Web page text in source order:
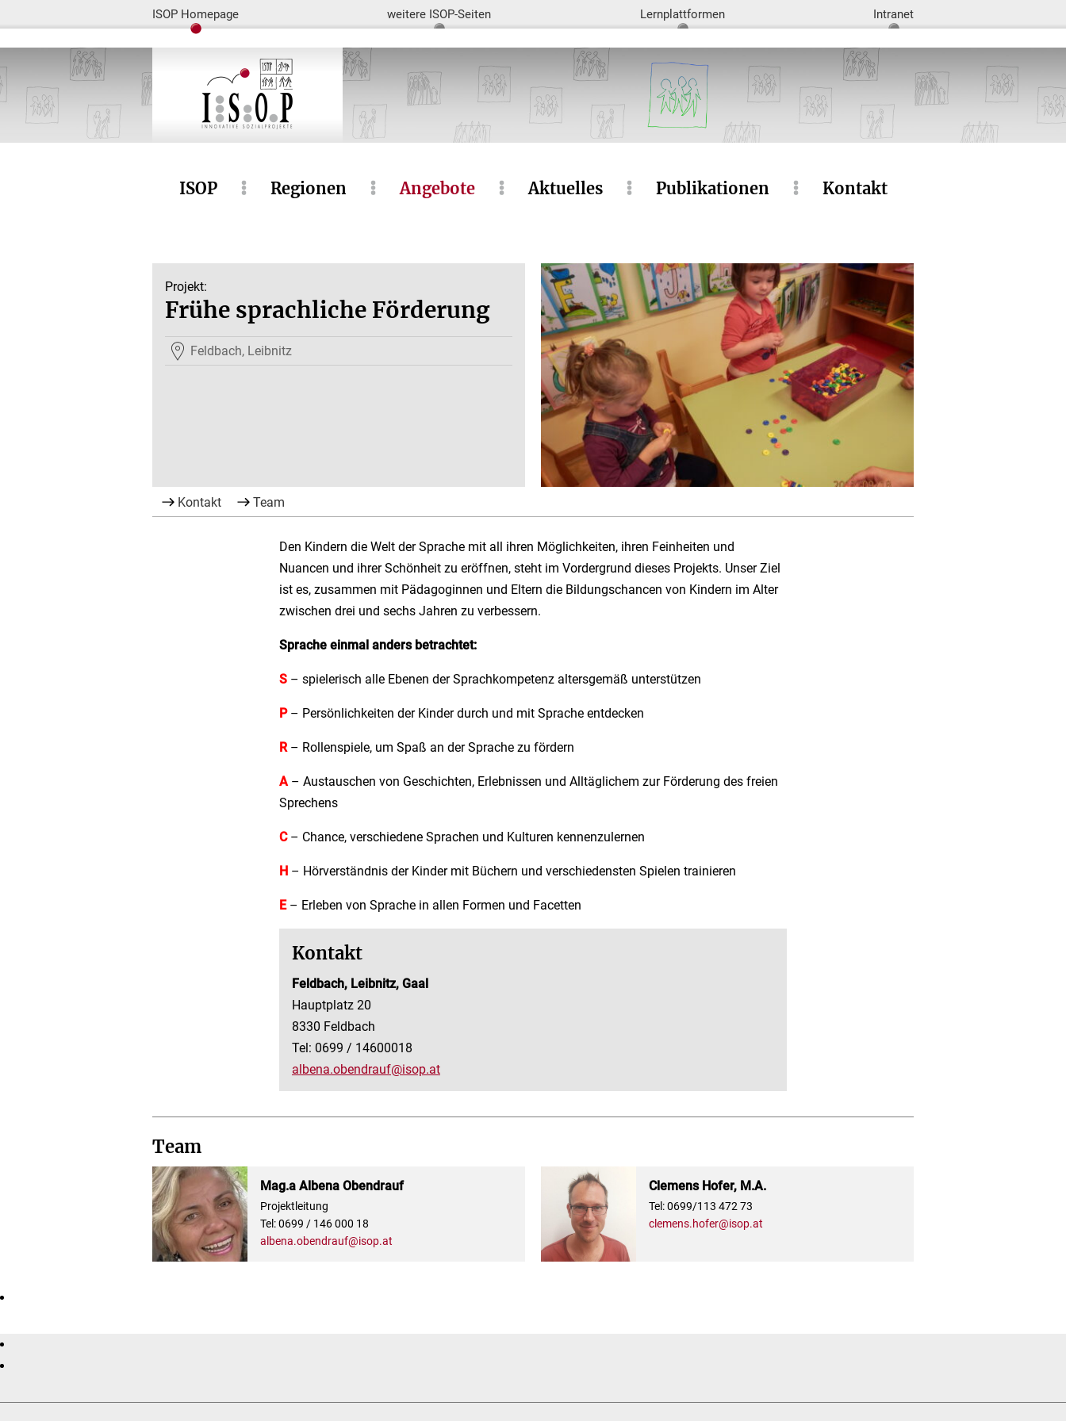
ISOP Homepage weitere ISOP-Seiten Lernplattformen Intranet
ISOP Regionen Angebote Aktuelles Publikationen Kontakt
Projekt:
Frühe sprachliche Förderung
Feldbach, Leibnitz
Kontakt Team
Den Kindern die Welt der Sprache mit all ihren Möglichkeiten, ihren Feinheiten und
Nuancen und ihrer Schönheit zu eröffnen, steht im Vordergrund dieses Projekts. Unser Ziel
ist es, zusammen mit Pädagoginnen und Eltern die Bildungschancen von Kindern im Alter
zwischen drei und sechs Jahren zu verbessern.
Sprache einmal anders betrachtet:
S – spielerisch alle Ebenen der Sprachkompetenz altersgemäß unterstützen
P– Persönlichkeiten der Kinder durch und mit Sprache entdecken
R– Rollenspiele, um Spaß an der Sprache zu fördern
A– Austauschen von Geschichten, Erlebnissen und Alltäglichem zur Förderung des freien
Sprechens
C– Chance, verschiedene Sprachen und Kulturen kennenzulernen
H – Hörverständnis der Kinder mit Büchern und verschiedensten Spielen trainieren
E– Erleben von Sprache in allen Formen und Facetten
Kontakt
Feldbach, Leibnitz, Gaal
Hauptplatz 20
8330 Feldbach
Tel: 0699 / 14600018
albena.obendrauf@isop.at
Team
Mag.a Albena Obendrauf
Tel: 0699 / 146 000 18
albena.obendrauf@isop.at
Projektleitung
Clemens Hofer, M.A.
Tel: 0699/113 472 73
clemens.hofer@isop.at